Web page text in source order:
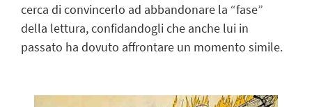
cerca di convincerlo ad abbandonare la “fase”
della lettura, confidandogli che anche lui in
passato ha dovuto affrontare un momento simile.